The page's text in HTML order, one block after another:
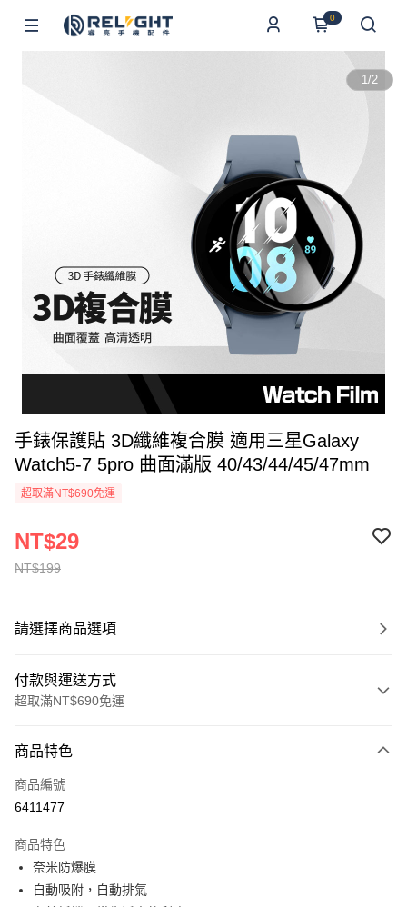
0
1/2
手錶保護貼 3D纖維複合膜 適用三星Galaxy
Watch5-7 5pro 曲面滿版 40/43/44/45/47mm
超取滿NT$690免運
NT$199
NT$29
請選擇商品選項
付款與運送方式
超取滿NT$690免運
信用卡一次付款
超商取貨付款
Apple Pay
街口支付
商品特色
商品編號
6411477
商品特色
奈米防爆膜
自動吸附，自動排氣